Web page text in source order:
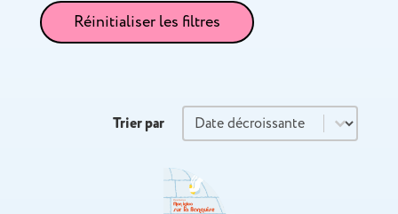
Réinitialiser les filtres
Trier par Trier par
Trier par